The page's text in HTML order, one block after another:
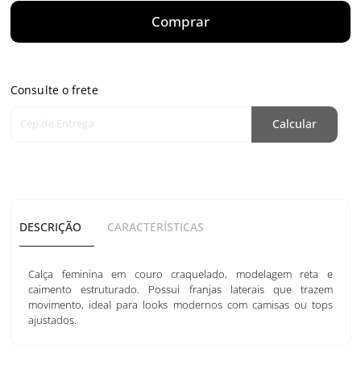
Comprar
Consulte o frete
Cep de Entrega Calcular
DESCRIÇÃO CARACTERÍSTICAS
Calça feminina em couro craquelado, modelagem reta e
caimento estruturado. Possui franjas laterais que trazem
movimento, ideal para looks modernos com camisas ou tops
ajustados.